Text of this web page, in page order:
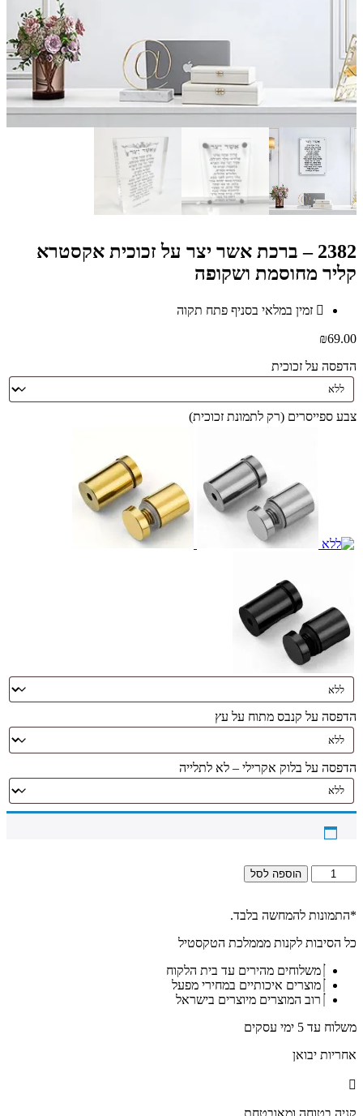
2382 – ברכת אשר יצר על זכוכית אקסטרא
קליר מחוסמת ושקופה
זמין במלאי בסניף פתח תקוה
₪69.00
הדפסה על זכוכית
צבע ספייסרים (רק לתמונת זכוכית)
הדפסה על קנבס מתוח על עץ
הדפסה על בלוק אקרילי – לא לתלייה
כמות
של
-
אשר
זכוכית
אקסטרא
מחוסמת
הוספה לסל
*התמונות להמחשה בלבד.
כל הסיבות לקנות מממלכת הטקסטיל
משלוחים מהירים עד בית הלקוח
מוצרים איכותיים במחירי מפעל
רוב המוצרים מיוצרים בישראל
משלוח עד 5 ימי עסקים
אחריות יבואן
קניה בטוחה ומאובטחת